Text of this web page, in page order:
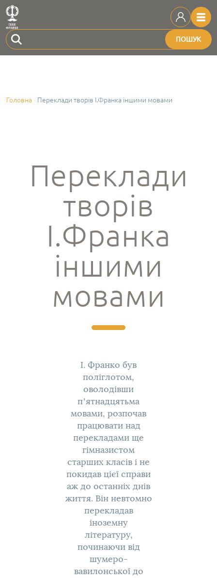
ПОШУК
Головна Переклади творів І.Франка іншими мовами
Переклади
творів
І.Франка
іншими
мовами
І. Франко був
поліглотом,
оволодівши
п’ятнадцятьма
мовами, розпочав
працювати над
перекладами ще
гімназистом
старших класів і не
покидав цієї справи
аж до останніх днів
життя. Він невтомно
перекладав
іноземну
літературу,
починаючи від
шумеро-
вавилонської до